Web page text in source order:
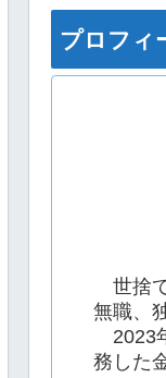
プロフィ
世捨
無職、
2023
務した